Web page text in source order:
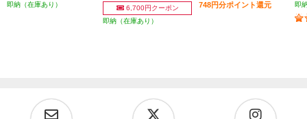
即納（在庫あり）
6,700円クーポン
即納（在庫あり）
748円分ポイント還元 即